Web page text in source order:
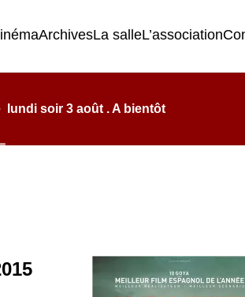
ArchivesLa salleL’association
lundi soir 3 août . A bientôt